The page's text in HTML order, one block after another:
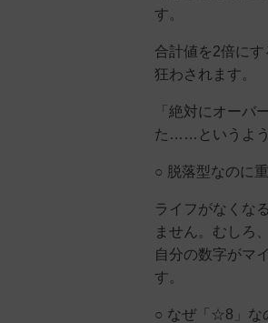
す。
合計値を2倍に
狂わされます。
「絶対にオーバ
た……というよう
○ 脱落型なのに
ライフがなくな
ません。むしろ
自分の数字がマ
す。
○ なぜ「☆8」な